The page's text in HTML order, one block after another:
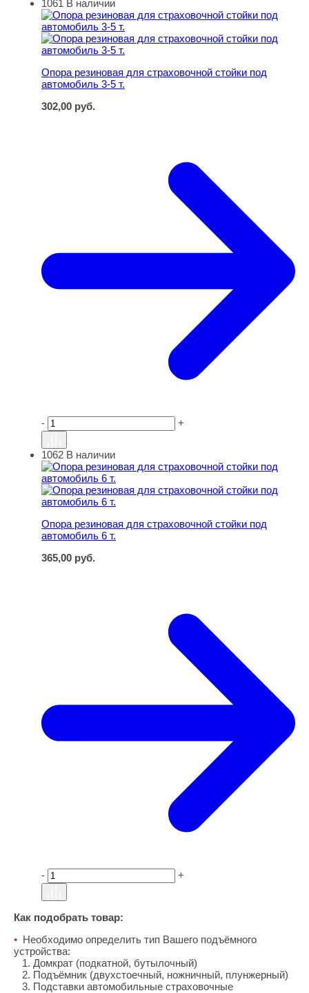
Опора резиновая для страховочной стойки под
1061 В наличии
Опора резиновая для страховочной стойки под
автомобиль 3-5 т.
302,00 руб.
- +
Опора резиновая для страховочной стойки под
1062 В наличии
Опора резиновая для страховочной стойки под
автомобиль 6 т.
365,00 руб.
- +
Как подобрать товар:
• Необходимо определить тип Вашего подъёмного
устройства:
1. Домкрат (подкатной, бутылочный)
2. Подъёмник (двухстоечный, ножничный, плунжерный)
3. Подставки автомобильные страховочные